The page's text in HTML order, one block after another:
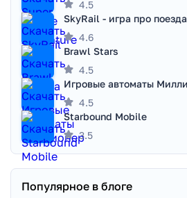
4.5
SkyRail - игра про поезда
4.6
Brawl Stars
4.5
4.5
Starbound Mobile
3.5
Популярное в блоге